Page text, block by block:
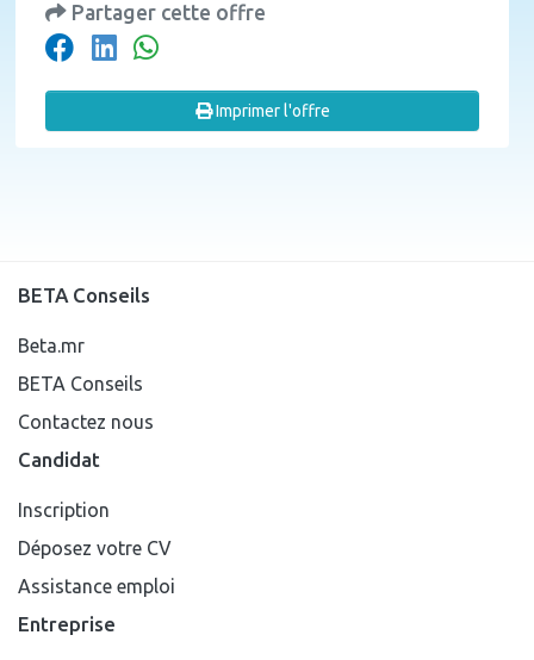
Partager cette offre
Imprimer l'offre
BETA Conseils
Beta.mr
BETA Conseils
Contactez nous
Candidat
Inscription
Déposez votre CV
Assistance emploi
Entreprise